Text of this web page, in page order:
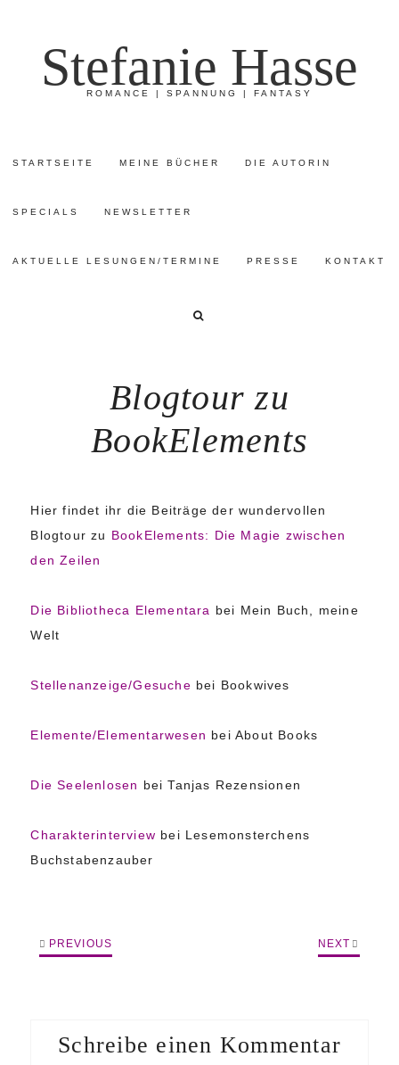
Stefanie Hasse
ROMANCE | SPANNUNG | FANTASY
STARTSEITE MEINE BÜCHER DIE AUTORIN
SPECIALS NEWSLETTER
AKTUELLE LESUNGEN/TERMINE PRESSE KONTAKT
Blogtour zu
BookElements
Hier findet ihr die Beiträge der wundervollen
Blogtour zu BookElements: Die Magie zwischen
den Zeilen
Die Bibliotheca Elementara bei Mein Buch, meine
Welt
Stellenanzeige/Gesuche bei Bookwives
Elemente/Elementarwesen bei About Books
Die Seelenlosen bei Tanjas Rezensionen
Charakterinterview bei Lesemonsterchens
Buchstabenzauber
PREVIOUS NEXT
Schreibe einen Kommentar